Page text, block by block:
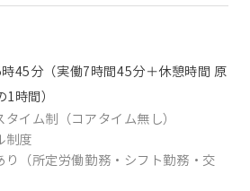
45分（実働7時間45分＋休憩時間 原
時間）
イム制（コアタイム無し）
制度
り（所定労働勤務・シフト勤務・交